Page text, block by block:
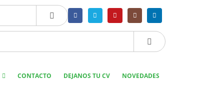
CONTACTO DEJANOS TU CV NOVEDADES